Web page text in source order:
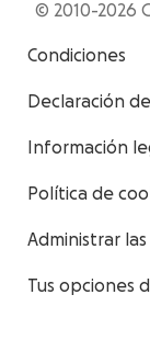
© 2010-2026
Condiciones
Declaración
Información
Política de
Administrar
Tus opciones